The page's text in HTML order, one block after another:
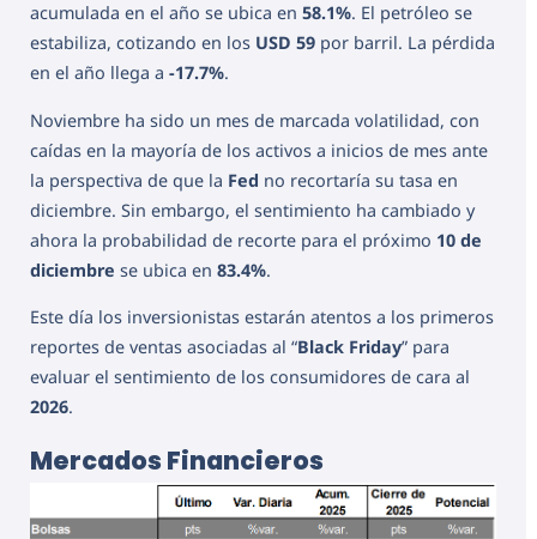
acumulada en el año se ubica en 58.1%. El petróleo se
estabiliza, cotizando en los USD 59 por barril. La pérdida
en el año llega a -17.7%.
Noviembre ha sido un mes de marcada volatilidad, con
caídas en la mayoría de los activos a inicios de mes ante
la perspectiva de que la Fed no recortaría su tasa en
diciembre. Sin embargo, el sentimiento ha cambiado y
ahora la probabilidad de recorte para el próximo 10 de
diciembre se ubica en 83.4%.
Este día los inversionistas estarán atentos a los primeros
reportes de ventas asociadas al “Black Friday” para
evaluar el sentimiento de los consumidores de cara al
2026.
Mercados Financieros